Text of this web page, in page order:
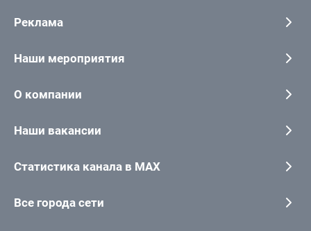
Реклама
Наши мероприятия
О компании
Наши вакансии
Статистика канала в MAX
Все города сети